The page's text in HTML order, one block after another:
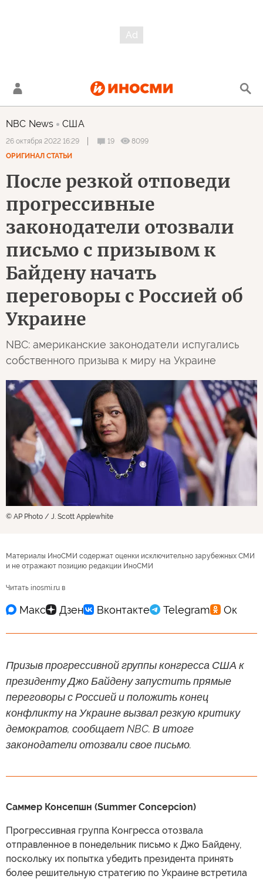
NBC News США
26 октября 2022 16:29 19
8099
ОРИГИНАЛ СТАТЬИ
После резкой отповеди
прогрессивные
законодатели отозвали
письмо с призывом к
Байдену начать
переговоры с Россией об
Украине
NBC: американские законодатели испугались
собственного призыва к миру на Украине
© AP Photo / J. Scott Applewhite
Материалы ИноСМИ содержат оценки исключительно зарубежных СМИ
и не отражают позицию редакции ИноСМИ
Читать inosmi.ru в
Призыв прогрессивной группы конгресса США к
президенту Джо Байдену запустить прямые
переговоры с Россией и положить конец
конфликту на Украине вызвал резкую критику
демократов, сообщает NBC. В итоге
законодатели отозвали свое письмо.
Саммер Консепшн (Summer Concepcion)
Прогрессивная группа Конгресса отозвала
отправленное в понедельник письмо к Джо Байдену,
поскольку их попытка убедить президента принять
более решительную стратегию по Украине встретила